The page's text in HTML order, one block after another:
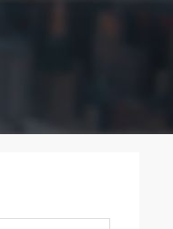
Soumission